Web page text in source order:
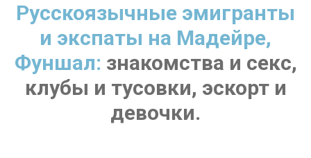
Русскоязычные эмигранты
и экспаты на Мадейре,
Фуншал: знакомства и секс,
клубы и тусовки, эскорт и
девочки.